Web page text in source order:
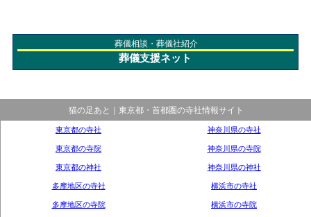
葬儀相談・葬儀社紹介
葬儀支援ネット
猫の足あと｜東京都・首都圏の寺社情報サイト
東京都の寺社
東京都の寺院
東京都の神社
多摩地区の寺社
多摩地区の寺院
神奈川県の寺社
神奈川県の寺院
神奈川県の神社
横浜市の寺社
横浜市の寺院